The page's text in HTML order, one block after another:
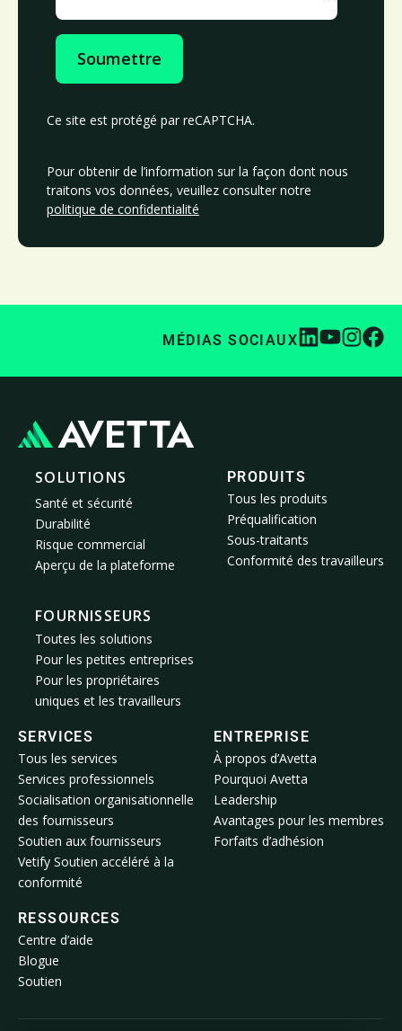
Soumettre
Ce site est protégé par reCAPTCHA.
Pour obtenir de l’information sur la façon dont nous
traitons vos données, veuillez consulter notre
politique de confidentialité
MÉDIAS SOCIAUX
SOLUTIONS
Santé et sécurité
Durabilité
Risque commercial
Aperçu de la plateforme
FOURNISSEURS
Toutes les solutions
Pour les petites entreprises
Pour les propriétaires
uniques et les travailleurs
PRODUITS
Tous les produits
Préqualification
Sous-traitants
Conformité des travailleurs
SERVICES
Tous les services
Services professionnels
Socialisation organisationnelle
des fournisseurs
Soutien aux fournisseurs
Vetify Soutien accéléré à la
conformité
ENTREPRISE
À propos d’Avetta
Pourquoi Avetta
Leadership
Avantages pour les membres
Forfaits d’adhésion
RESSOURCES
Centre d’aide
Blogue
Soutien